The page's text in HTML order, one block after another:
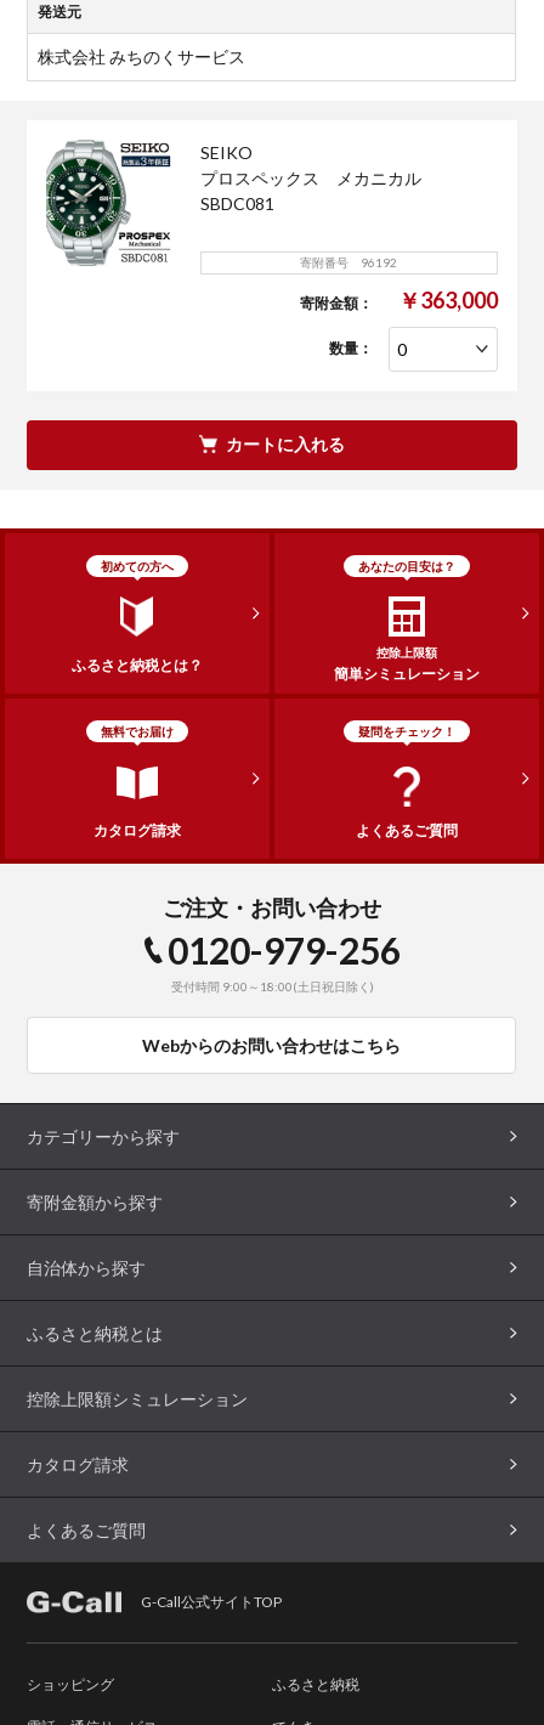
発送元
株式会社 みちのくサービス
SEIKO
プロスペックス メカニカル
SBDC081
寄附番号 96192
寄附金額： ￥363,000
数量：
カートに入れる
初めての方へ
ふるさと納税とは？
あなたの目安は？
控除上限額
簡単シミュレーション
無料でお届け
カタログ請求
疑問をチェック！
よくあるご質問
ご注文・お問い合わせ
0120-979-256
受付時間 9:00～18:00(土日祝日除く)
Webからのお問い合わせはこちら
カテゴリーから探す
寄附金額から探す
自治体から探す
ふるさと納税とは
控除上限額シミュレーション
カタログ請求
よくあるご質問
G-Call公式サイトTOP
ショッピング ふるさと納税